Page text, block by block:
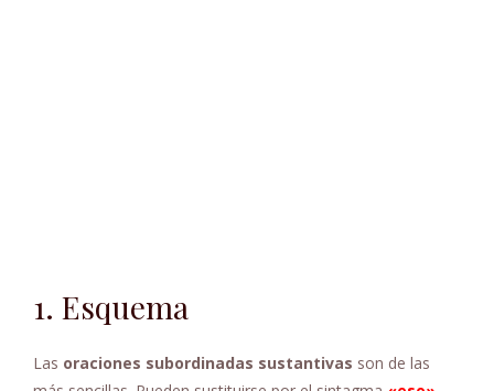
1. Esquema
Las oraciones subordinadas sustantivas son de las